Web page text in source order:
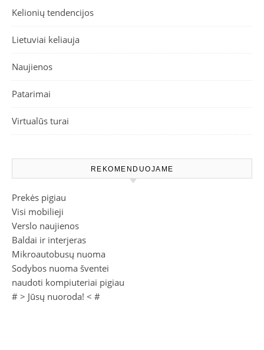
Kelionių tendencijos
Lietuviai keliauja
Naujienos
Patarimai
Virtualūs turai
REKOMENDUOJAME
Prekės pigiau
Visi mobilieji
Verslo naujienos
Baldai ir interjeras
Mikroautobusų nuoma
Sodybos nuoma šventei
naudoti kompiuteriai pigiau
# > Jūsų nuoroda! < #